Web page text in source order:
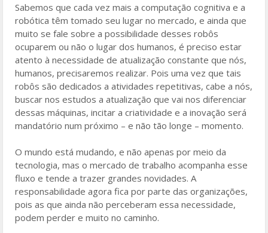
Sabemos que cada vez mais a computação cognitiva e a
robótica têm tomado seu lugar no mercado, e ainda que
muito se fale sobre a possibilidade desses robôs
ocuparem ou não o lugar dos humanos, é preciso estar
atento à necessidade de atualização constante que nós,
humanos, precisaremos realizar. Pois uma vez que tais
robôs são dedicados a atividades repetitivas, cabe a nós,
buscar nos estudos a atualização que vai nos diferenciar
dessas máquinas, incitar a criatividade e a inovação será
mandatório num próximo – e não tão longe – momento.
O mundo está mudando, e não apenas por meio da
tecnologia, mas o mercado de trabalho acompanha esse
fluxo e tende a trazer grandes novidades. A
responsabilidade agora fica por parte das organizações,
pois as que ainda não perceberam essa necessidade,
podem perder e muito no caminho.